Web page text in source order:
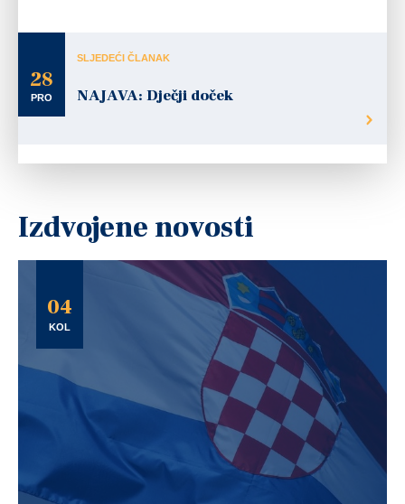
28
PRO
SLJEDEĆI ČLANAK
NAJAVA: Dječji doček
Izdvojene novosti
04
KOL